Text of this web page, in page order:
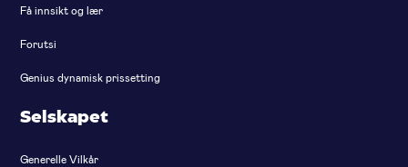
Få innsikt og lær
Forutsi
Genius dynamisk prissetting
Selskapet
Generelle Vilkår